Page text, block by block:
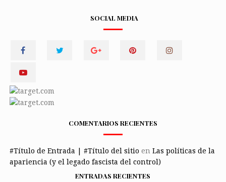
SOCIAL MEDIA
COMENTARIOS RECIENTES
#Título de Entrada | #Título del sitio en Las políticas de la
apariencia (y el legado fascista del control)
ENTRADAS RECIENTES